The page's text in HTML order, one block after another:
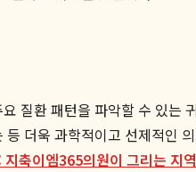
질환 패턴을 파악할 수 있
더욱 과학적이고 선제적인
축이엠365의원이 그리는 지